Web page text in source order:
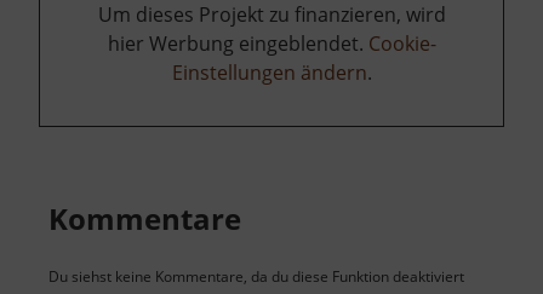
Um dieses Projekt zu finanzieren, wird
hier Werbung eingeblendet. Cookie-
Einstellungen ändern.
Kommentare
Du siehst keine Kommentare, da du diese Funktion deaktiviert